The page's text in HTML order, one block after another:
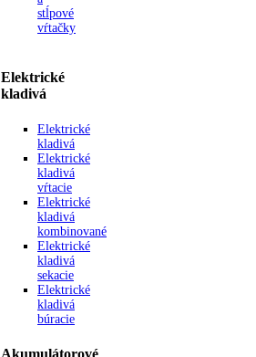
stĺpové
vŕtačky
Elektrické
kladivá
Elektrické
kladivá
Elektrické
kladivá
vŕtacie
Elektrické
kladivá
kombinované
Elektrické
kladivá
sekacie
Elektrické
kladivá
búracie
Akumulátorové